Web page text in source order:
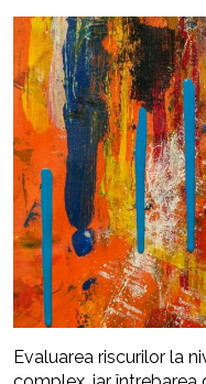
Evaluarea riscurilor la